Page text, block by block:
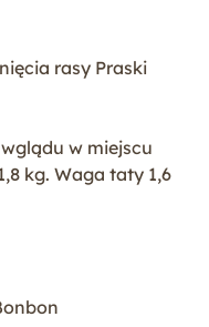
na sprzedaż
rasy Praski
w miejscu
kg. Waga taty 1,6